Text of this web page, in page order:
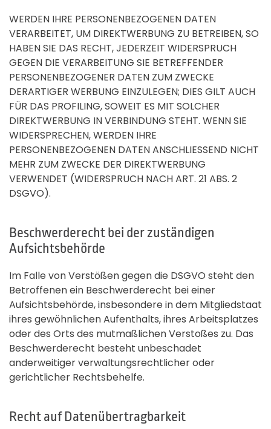
WERDEN IHRE PERSONENBEZOGENEN DATEN
VERARBEITET, UM DIREKTWERBUNG ZU BETREIBEN, SO
HABEN SIE DAS RECHT, JEDERZEIT WIDERSPRUCH
GEGEN DIE VERARBEITUNG SIE BETREFFENDER
PERSONENBEZOGENER DATEN ZUM ZWECKE
DERARTIGER WERBUNG EINZULEGEN; DIES GILT AUCH
FÜR DAS PROFILING, SOWEIT ES MIT SOLCHER
DIREKTWERBUNG IN VERBINDUNG STEHT. WENN SIE
WIDERSPRECHEN, WERDEN IHRE
PERSONENBEZOGENEN DATEN ANSCHLIESSEND NICHT
MEHR ZUM ZWECKE DER DIREKTWERBUNG
VERWENDET (WIDERSPRUCH NACH ART. 21 ABS. 2
DSGVO).
Beschwerde­recht bei der zuständigen
Aufsichts­behörde
Im Falle von Verstößen gegen die DSGVO steht den
Betroffenen ein Beschwerderecht bei einer
Aufsichtsbehörde, insbesondere in dem Mitgliedstaat
ihres gewöhnlichen Aufenthalts, ihres Arbeitsplatzes
oder des Orts des mutmaßlichen Verstoßes zu. Das
Beschwerderecht besteht unbeschadet
anderweitiger verwaltungsrechtlicher oder
gerichtlicher Rechtsbehelfe.
Recht auf Daten­übertrag­barkeit